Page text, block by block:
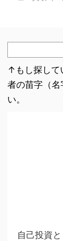
↑もし探して
者の苗字（
い。
自己投資